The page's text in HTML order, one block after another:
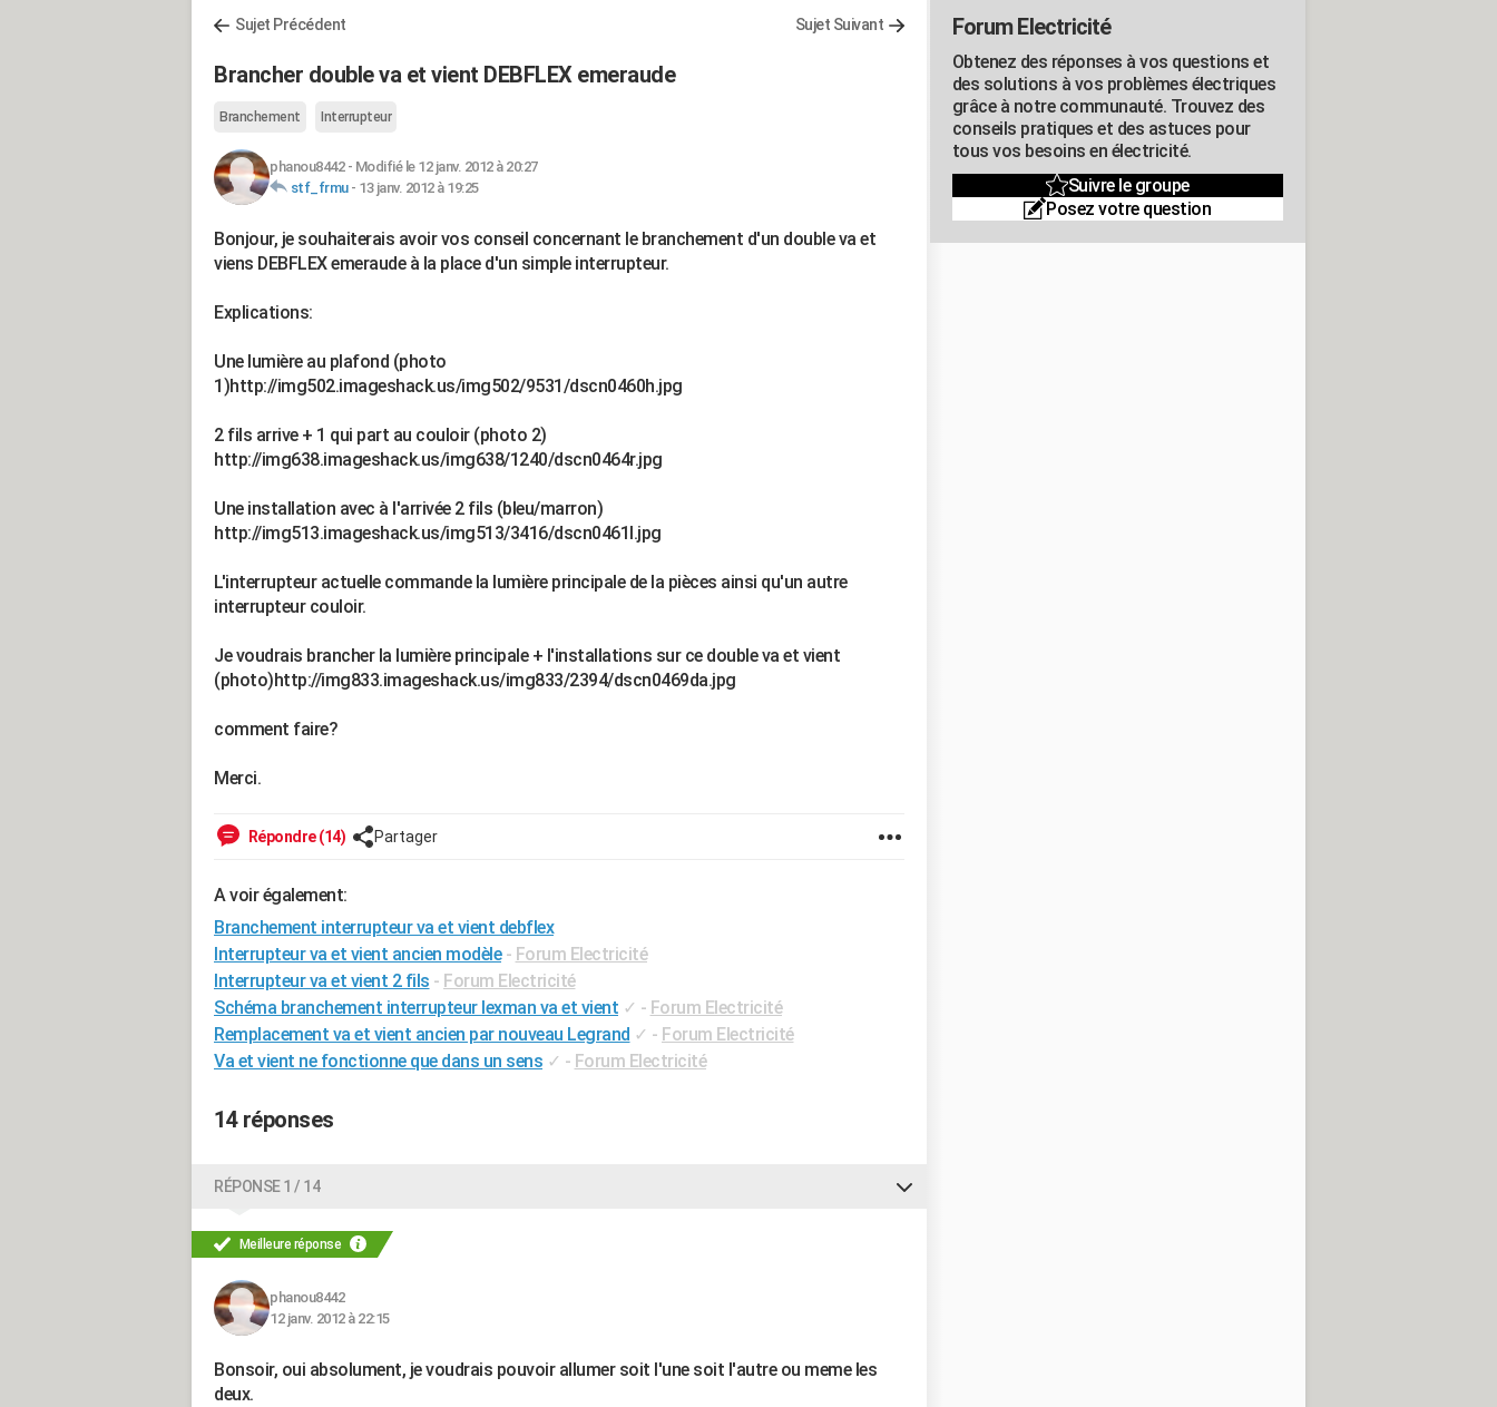
Sujet Précédent Sujet Suivant
Brancher double va et vient DEBFLEX emeraude
Branchement Interrupteur
phanou8442- Modifié le 12 janv. 2012 à 20:27
stf_frmu- 13 janv. 2012 à 19:25
Bonjour, je souhaiterais avoir vos conseil concernant le branchement d'un double va et
viens DEBFLEX emeraude à la place d'un simple interrupteur.
Explications:
Une lumière au plafond (photo
1)http://img502.imageshack.us/img502/9531/dscn0460h.jpg
2 fils arrive + 1 qui part au couloir (photo 2)
http://img638.imageshack.us/img638/1240/dscn0464r.jpg
Une installation avec à l'arrivée 2 fils (bleu/marron)
http://img513.imageshack.us/img513/3416/dscn0461l.jpg
L'interrupteur actuelle commande la lumière principale de la pièces ainsi qu'un autre
interrupteur couloir.
Je voudrais brancher la lumière principale + l'installations sur ce double va et vient
(photo)http://img833.imageshack.us/img833/2394/dscn0469da.jpg
comment faire?
Merci.
Répondre (14) Partager
A voir également:
Branchement interrupteur va et vient debflex
Interrupteur va et vient ancien modèle - Forum Electricité
Interrupteur va et vient 2 fils - Forum Electricité
Schéma branchement interrupteur lexman va et vient ✓ - Forum Electricité
Remplacement va et vient ancien par nouveau Legrand ✓ - Forum Electricité
Va et vient ne fonctionne que dans un sens ✓ - Forum Electricité
14 réponses
RÉPONSE 1 / 14
Meilleure réponse
phanou8442
12 janv. 2012 à 22:15
Bonsoir, oui absolument, je voudrais pouvoir allumer soit l'une soit l'autre ou meme les
deux.
Forum Electricité
Obtenez des réponses à vos questions et
des solutions à vos problèmes électriques
grâce à notre communauté. Trouvez des
conseils pratiques et des astuces pour
tous vos besoins en électricité.
Suivre le groupe
Posez votre question